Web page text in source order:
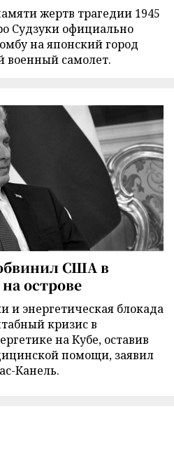
жертв трагедии 1945
Судзуки официально
на японский город
военный самолет.
США в
острове
и энергетическая блокада
кризис в
на Кубе, оставив
помощи, заявил
Канель.